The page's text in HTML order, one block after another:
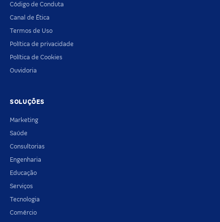
Código de Conduta
Canal de Ética
Termos de Uso
Política de privacidade
Política de Cookies
Ouvidoria
SOLUÇÕES
Marketing
Saúde
Consultorias
Engenharia
Educação
Serviços
Tecnologia
Comércio